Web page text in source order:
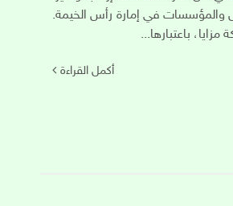
والمؤسسات في إمارة رأس الخيمة.
باعتبارها...
أكمل القراءة